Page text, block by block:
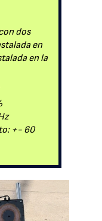
dos
en
en la
+- 60